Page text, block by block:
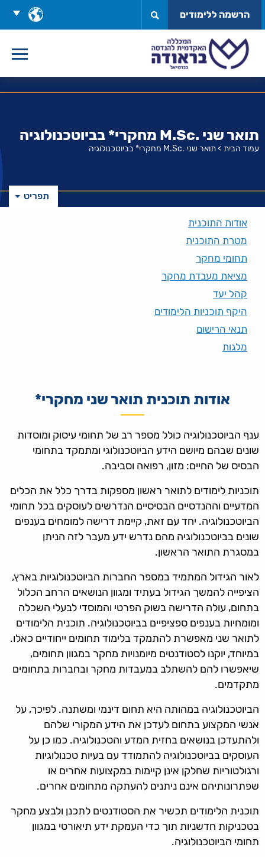
לתוכן
בחר
שפה
הרשמה ללימודים
תואר שני .M.Sc מחקרי* בביוטכנולוגיה
עמוד הבית >תואר שני .M.Sc מחקרי* בביוטכנולוגיה
תפריט
אודות התוכנית
מטרת התוכנית
תחומי מחקר
מציאת מעבדת מחקר
קהל יעד
היקף תוכניות הלימודים
תנאי הרישום
מלגות
אודות תוכנית תואר שני מחקרי*
ענף הביוטכנולוגיה כולל מספר רב של תחומי עיסוק ומוסדות
שונים שבהם מיושם הידע הביוטכנולוגי ומתמקד בתחומי
הבסיס של החיים: מזון, רפואה וסביבה.
תוכניות לימודים לתואר ראשון מספקות בדרך כלל את הכלים
המדעיים וההנדסיים הבסיסיים הנדרשים לעוסקים בכל תחומי
הביוטכנולוגיה. יחד עם זאת, קיימת דרישה למומחים בענפים
שונים בביוטכנולוגיה מהם נדרש ידע מעבר לזה הניתן
במסגרת התואר הראשון.
לאור הגידול המתמיד במספר החברות הביוטכנולוגיות בארץ,
הציפייה להמשך הגידול בעתיד ומגוון הנושאים הרחב הכלול
בתחום, עולה הדרישה בשוק הפרטי והמוסדי לבעלי השכלה
ומומחיות בענפים ספציפיים בביוטכנולוגיה. תוכנית הלימודים
לתואר שני מאפשרת להתמקד בלימוד תחומים ייחודיים כאלו.
במיוחד, יוקנו לסטודנטים מיומנויות מחקר במגוון תחומים,
שיאפשרו להם להשתלב במעבדות מחקר ובחברות בתחומים
מתקדמים.
הביוטכנולוגיה במהותה היא תחום דינמי ומשתנה. לפיכך, על
אנשי המקצוע בתחום לעדכן את הידע המקורי שלהם
ולהתעדכן בנושאים בחזית המדע והטכנולוגיה. כמו כן על
העוסקים בביוטכנולוגיה להתמודד עם בעיות טכנולוגיות
ורגולטוריות שחלקן אינן קיימות במקצועות אחרים או
שפתרונותיהם אינם ניתנים להעתקה מתחומים אחרים.
תוכנית הלימודים תכשיר את הסטודנטים לתכנן ולבצע מחקר
בטכניקות חדשניות תוך כדי העמקת ידע תיאורטי במגוון
תחומי הביוטכנולוגיה.